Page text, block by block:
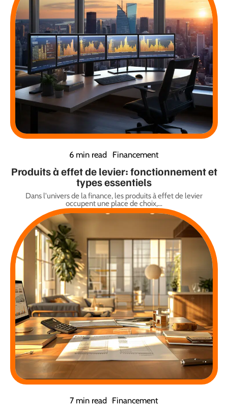
6 min read Financement
Produits à effet de levier: fonctionnement et
types essentiels
Dans l'univers de la finance, les produits à effet de levier
occupent une place de choix,…
7 min read Financement